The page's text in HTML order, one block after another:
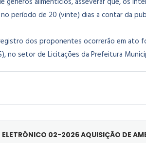
período de 20 (vinte) dias a contar da
dos proponentes ocorrerão em ato
no setor de Licitações da Prefeitura
02-2026 AQUISIÇÃO DE